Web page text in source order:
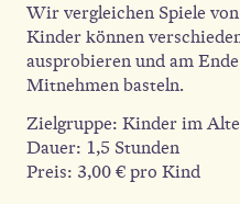
Wir vergleichen Spiele
Kinder können
ausprobieren und am
Mitnehmen basteln.
Zielgruppe: Kinder im
Dauer: 1,5 Stunden
Preis: 3,00 € pro Kind